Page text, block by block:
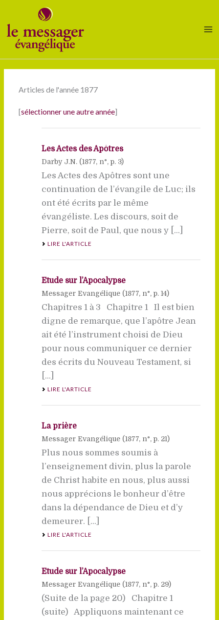
contenu
Articles de l'année 1877
[sélectionner une autre année]
Les Actes des Apôtres
Darby J.N. (1877, n°, p. 3)
Les Actes des Apôtres sont une
continuation de l’évangile de Luc; ils
ont été écrits par le même
évangéliste. Les discours, soit de
Pierre, soit de Paul, que nous y [...]
LIRE L'ARTICLE
Etude sur l’Apocalypse
Messager Evangélique (1877, n°, p. 14)
Chapitres 1 à 3 Chapitre 1 Il est bien
digne de remarque, que l’apôtre Jean
ait été l’instrument choisi de Dieu
pour nous communiquer ce dernier
des écrits du Nouveau Testament, si
[...]
LIRE L'ARTICLE
La prière
Messager Evangélique (1877, n°, p. 21)
Plus nous sommes soumis à
l’enseignement divin, plus la parole
de Christ habite en nous, plus aussi
nous apprécions le bonheur d’être
dans la dépendance de Dieu et d’y
demeurer. [...]
LIRE L'ARTICLE
Etude sur l’Apocalypse
Messager Evangélique (1877, n°, p. 29)
(Suite de la page 20) Chapitre 1
(suite) Appliquons maintenant ce